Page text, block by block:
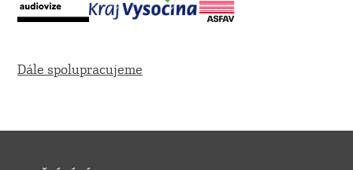
Dále spolupracujeme